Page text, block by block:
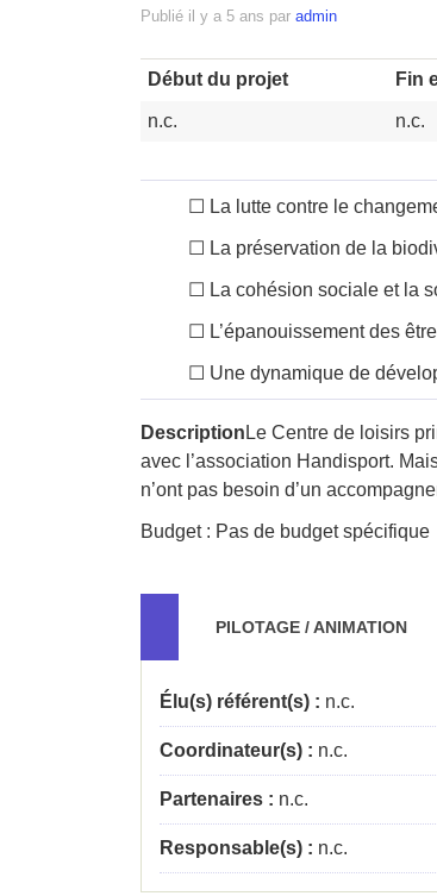
Publié il y a 5 ans par admin
Début du projet Fin
n.c. n.c.
☐ La lutte contre le
☐ La préservation de la
☐ La cohésion sociale et la
☐ L’épanouissement des
☐ Une dynamique de
Description Le Centre de loisirs
avec l’association Handisport.
n’ont pas besoin d’un
Budget : Pas de budget spécifique
PILOTAGE / ANIMATION
Élu(s) référent(s) : n.c.
Coordinateur(s) : n.c.
Partenaires : n.c.
Responsable(s) : n.c.